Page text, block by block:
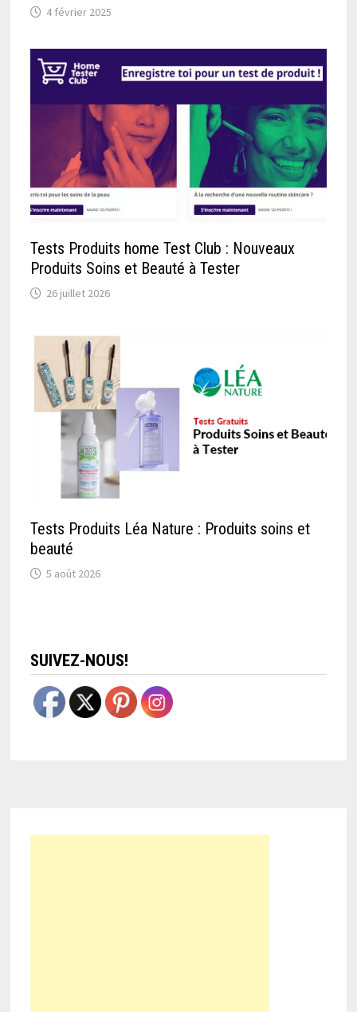
4 février 2025
Tests Produits home Test Club : Nouveaux
Produits Soins et Beauté à Tester
26 juillet 2026
Tests Produits Léa Nature : Produits soins et
beauté
5 août 2026
SUIVEZ-NOUS!